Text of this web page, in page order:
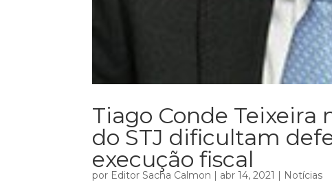
Tiago Conde Teixeira
do STJ dificultam
execução fiscal
por Editor Sacha Calmon | abr 14, 2021 | Notícias